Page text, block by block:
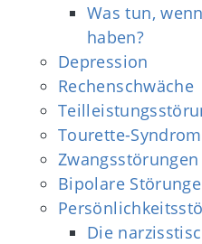
Was tun,
haben?
Depression
Rechenschwäche
Tourette-Syndrom
Zwangsstörungen
Bipolare
Die